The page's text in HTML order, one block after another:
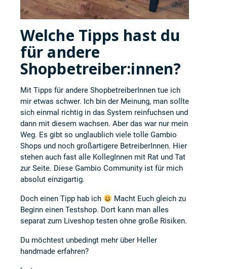
Welche Tipps hast du
für andere
Shopbetreiber:innen?
Mit Tipps für andere ShopbetreiberInnen tue ich
mir etwas schwer. Ich bin der Meinung, man sollte
sich einmal richtig in das System reinfuchsen und
dann mit diesem wachsen. Aber das war nur mein
Weg. Es gibt so unglaublich viele tolle Gambio
Shops und noch großartigere BetreiberInnen. Hier
stehen auch fast alle KollegInnen mit Rat und Tat
zur Seite. Diese Gambio Community ist für mich
absolut einzigartig.
Doch einen Tipp hab ich
Macht Euch gleich zu
Beginn einen Testshop. Dort kann man alles
separat zum Liveshop testen ohne große Risiken.
Du möchtest unbedingt mehr über Heller
handmade erfahren?